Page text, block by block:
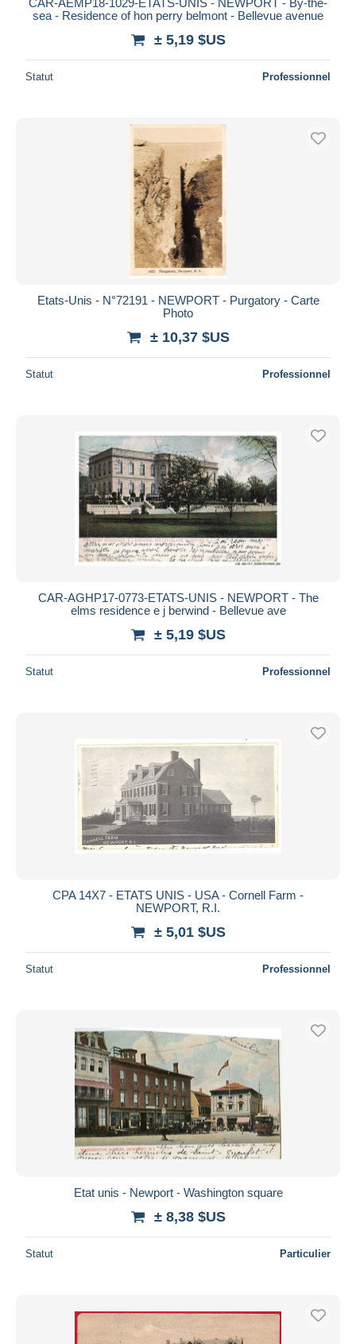
sea - Residence of hon perry belmont - Bellevue avenue
± 5,19 $US
Statut Professionnel
Etats-Unis - N°72191 - NEWPORT - Purgatory - Carte
Photo
± 10,37 $US
Statut Professionnel
CAR-AGHP17-0773-ETATS-UNIS - NEWPORT - The
elms residence e j berwind - Bellevue ave
± 5,19 $US
Statut Professionnel
CPA 14X7 - ETATS UNIS - USA - Cornell Farm -
NEWPORT, R.I.
± 5,01 $US
Statut Professionnel
Etat unis - Newport - Washington square
± 8,38 $US
Statut Particulier